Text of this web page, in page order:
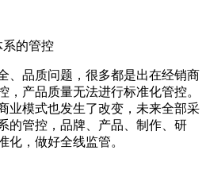
系的管控
、品质问题，很多都是出在经销商
，产品质量无法进行标准化管控。
业模式也发生了改变，未来全部采
的管控，品牌、产品、制作、研
化，做好全线监管。